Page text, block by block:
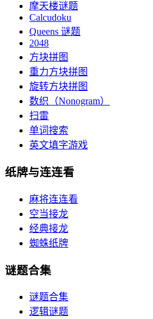
摩天楼谜题
Calcudoku
Queens 谜题
2048
方块拼图
重力方块拼图
旋转方块拼图
数织（Nonogram）
扫雷
单词搜索
英文填字游戏
纸牌与连连看
麻将连连看
空当接龙
经典接龙
蜘蛛纸牌
谜题合集
谜题合集
逻辑谜题